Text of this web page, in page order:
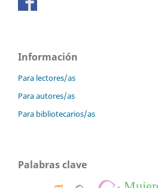
Información
Para lectores/as
Para autores/as
Para bibliotecarios/as
Palabras clave